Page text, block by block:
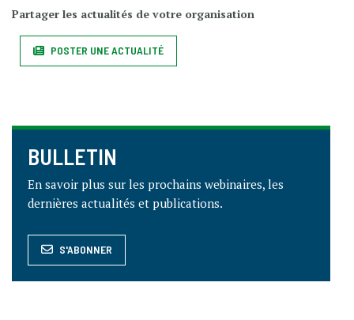
Partager les actualités de votre organisation
POSTER UNE ACTUALITÉ
BULLETIN
En savoir plus sur les prochains webinaires, les
dernières actualités et publications.
S'ABONNER